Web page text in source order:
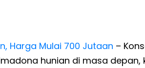
Harga Mulai 700 Jutaan –
hunian di masa depan,